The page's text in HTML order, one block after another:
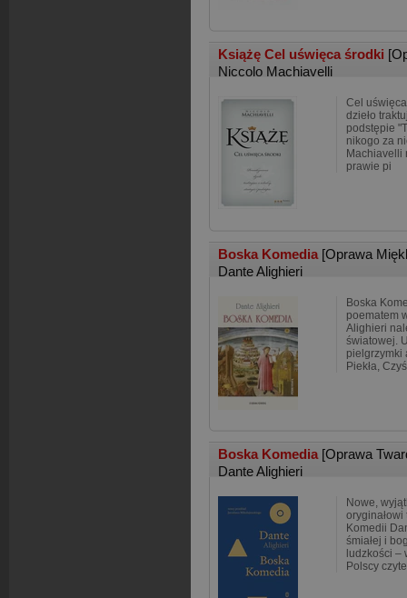
Książę Cel uświęca środki
Niccolo Machiavelli
Cel
dzieło
podstępie
nikogo za
Machiavelli
prawie pi
Boska Komedia [Oprawa
Dante Alighieri
Boska
poematem
Alighieri
światowej.
pielgrzymki
Piekła,
Boska Komedia [Oprawa
Dante Alighieri
Nowe,
oryginałowi
Komedii
śmiałej i
ludzkości –
Polscy